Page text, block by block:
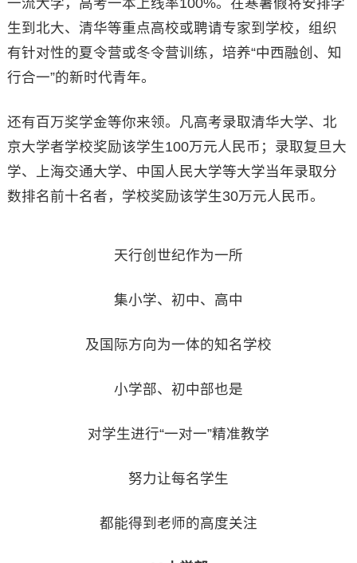
生到北大、清华等重点高校或聘请专家到学校，组织
有针对性的夏令营或冬令营训练，培养“中西融创、知
行合一”的新时代青年。
还有百万奖学金等你来领。凡高考录取清华大学、北
京大学者学校奖励该学生100万元人民币；录取复旦大
学、上海交通大学、中国人民大学等大学当年录取分
数排名前十名者，学校奖励该学生30万元人民币。
天行创世纪作为一所
集小学、初中、高中
及国际方向为一体的知名学校
小学部、初中部也是
对学生进行“一对一”精准教学
努力让每名学生
都能得到老师的高度关注